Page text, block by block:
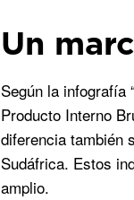
Un
Según la infografía
Producto Interno
diferencia también
Sudáfrica. Estos
amplio.